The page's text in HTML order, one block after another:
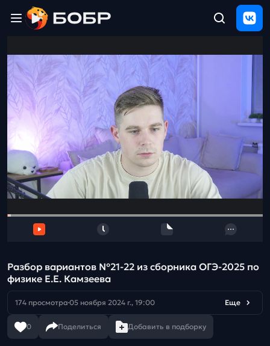
ЩЕЛЧОК
2026
Полезные
материалы
Проверка
сочинений
поддержка
и
Разбор вариантов №21-22 из сборника ОГЭ-2025 по
физике Е.Е. Камзеева
174 просмотра 05 ноября 2024 г., 19:00 Еще
0 Поделиться Добавить в подборку